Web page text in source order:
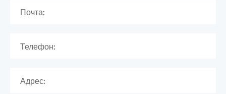
Почта:
Телефон:
Адрес: